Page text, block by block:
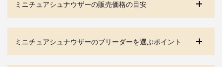
ミニチュアシュナウザーの販売価格の目安
ミニチュアシュナウザーのブリーダーを選ぶポイント